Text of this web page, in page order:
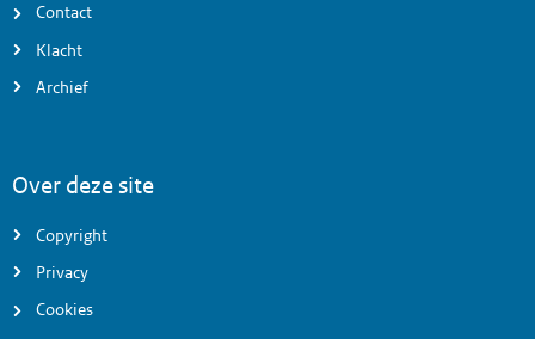
Contact
Klacht
Archief
Over deze site
Copyright
Privacy
Cookies